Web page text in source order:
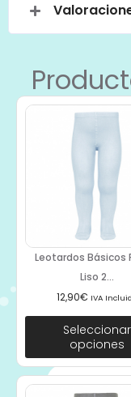
Leotardos Básicos
Liso 2...
12,90€ IVA
Seleccionar
opciones